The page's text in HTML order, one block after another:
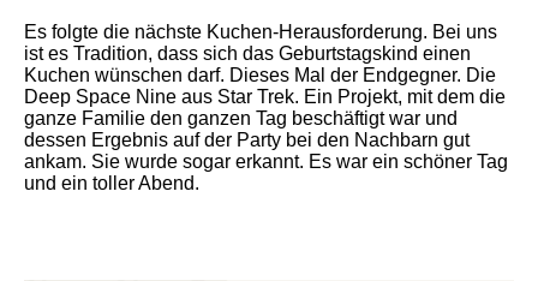
Es folgte die nächste Kuchen-Herausforderung. Bei uns
ist es Tradition, dass sich das Geburtstagskind einen
Kuchen wünschen darf. Dieses Mal der Endgegner. Die
Deep Space Nine aus Star Trek. Ein Projekt, mit dem die
ganze Familie den ganzen Tag beschäftigt war und
dessen Ergebnis auf der Party bei den Nachbarn gut
ankam. Sie wurde sogar erkannt. Es war ein schöner Tag
und ein toller Abend.